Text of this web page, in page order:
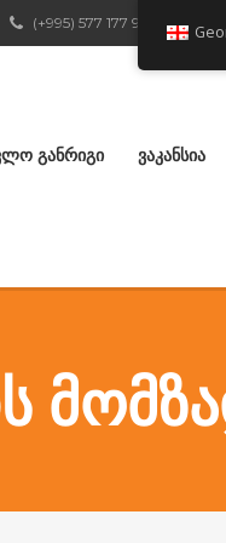
(+995) 577 177 904
ᲒᲐᲜᲠᲘᲒᲘ ᲕᲐᲙᲐᲜᲡᲘᲐ